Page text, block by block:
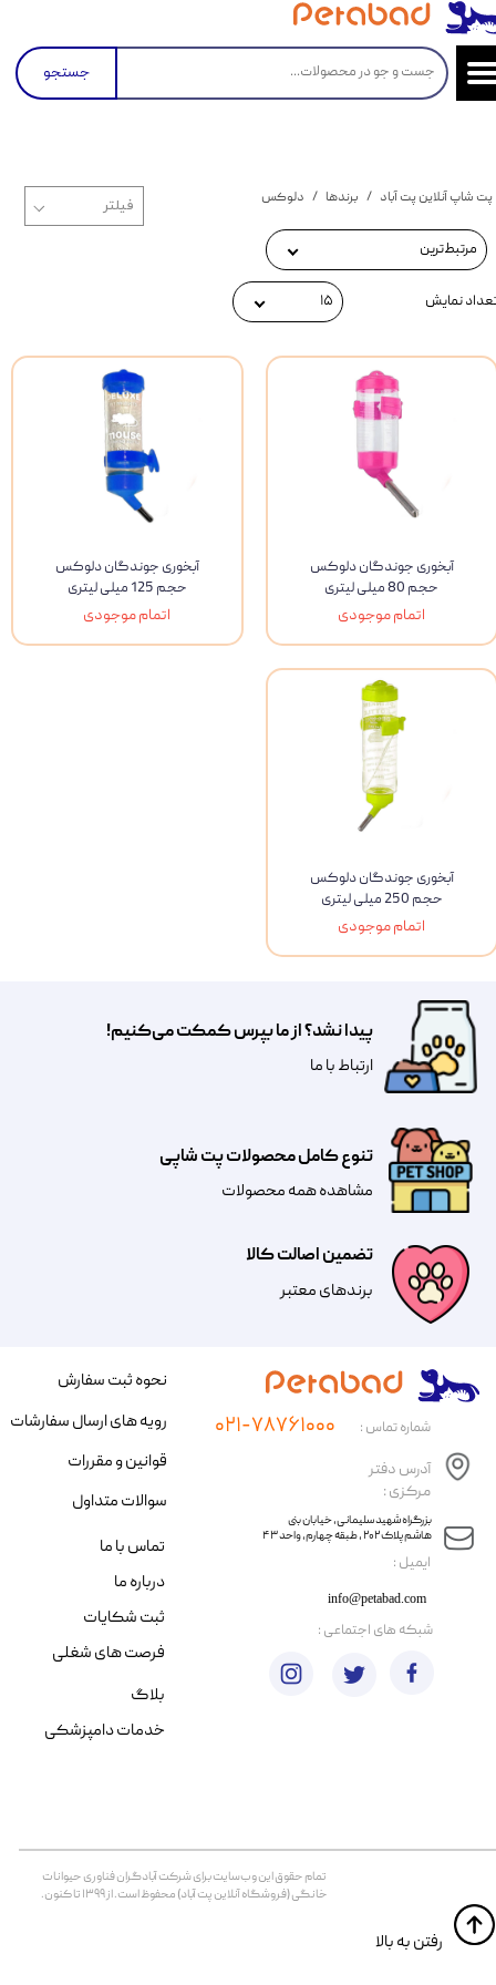
جستجو
پت شاپ آنلاین پت آباد برندها دلوکس
مرتبط‌ترین
نمایش ۱۵
آبخوری جوندگان دلوکس
حجم 80 میلی لیتری
اتمام موجودی
آبخوری جوندگان دلوکس
حجم 125 میلی لیتری
اتمام موجودی
آبخوری جوندگان دلوکس
حجم 250 میلی لیتری
اتمام موجودی
تضمین اصالت کالا
​​برندهای معتبر​​​​​​​
تنوع کامل محصولات پت شاپی
مشاهده همه محصولات
پیدا نشد؟ از ما بپرس کمکت می‌کنیم!
​​​ارتباط با ما
​ایمیل :
آدرس دفتر
مرکزی :
info@petabad.com
​​بزرگراه شهید سلیمانی، خیابان بنی
هاشم پلاک ۲۰۲ ، طبقه چهارم، واحد ۴۳
شماره تماس : ۰۲۱-۷۸۷۶۱۰۰۰
تمام حقوق اين وب‌سايت برای شرکت آبادگران فناوری حیوانات
خانگی (فروشگاه آنلاین پت آباد) محفوظ است. از ۱۳۹۹ تا کنون.
​​رفتن به بالا
نحوه ثبت سفارش
رویه های ارسال سفارشات
قوانین و مقررات
سوالات متداول
تماس با ما
درباره ما
ثبت شکایات
فرصت های شغلی
​شبکه های اجتماعی :
بلاگ
خدمات دامپزشکی